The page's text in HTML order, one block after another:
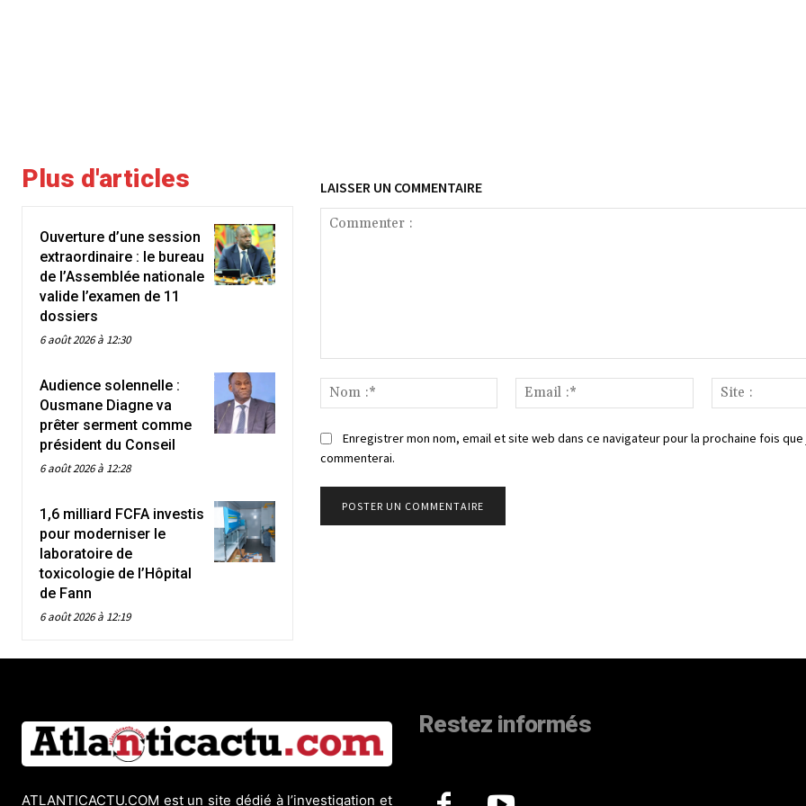
Plus d'articles
Ouverture d’une session
extraordinaire : le bureau
de l’Assemblée nationale
valide l’examen de 11
dossiers
6 août 2026 à 12:30
Audience solennelle :
Ousmane Diagne va
prêter serment comme
président du Conseil
6 août 2026 à 12:28
1,6 milliard FCFA investis
pour moderniser le
laboratoire de
toxicologie de l’Hôpital
de Fann
6 août 2026 à 12:19
LAISSER UN COMMENTAIRE
Nom
:*
Email
:*
Enregistrer mon nom, email et site web dans ce navigateur pour la prochaine fois que
commenterai.
ATLANTICACTU.COM est un site dédié à l’investigation et
Restez informés